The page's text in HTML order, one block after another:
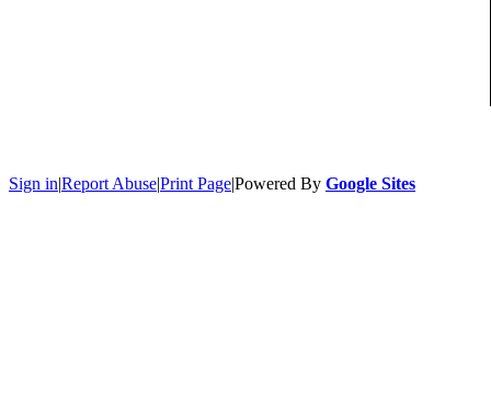
Sign in|Report Abuse|Print Page|Powered By Google Sites